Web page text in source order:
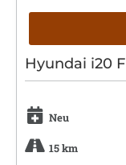
Neu
15 km